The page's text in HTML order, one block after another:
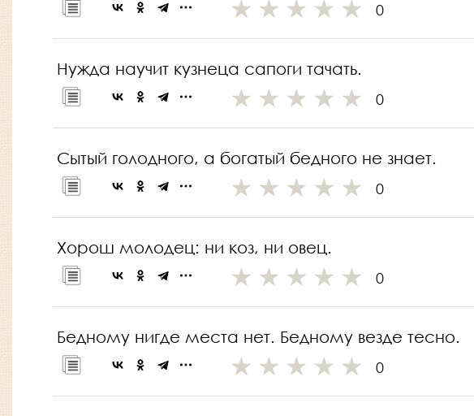
0
Нужда научит кузнеца сапоги тачать.
0
Сытый голодного, а богатый бедного не знает.
0
Хорош молодец: ни коз, ни овец.
0
Бедному нигде места нет. Бедному везде тесно.
0